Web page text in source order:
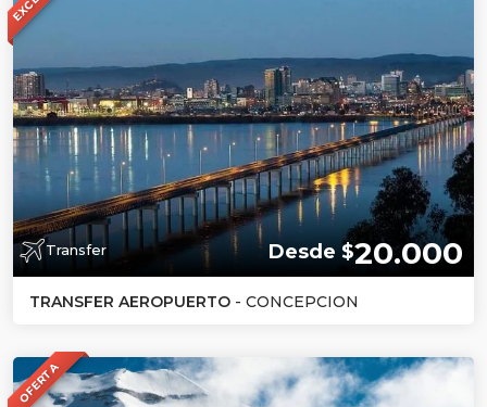
Transfer Desde $20.000
TRANSFER AEROPUERTO - CONCEPCION
OFERTA